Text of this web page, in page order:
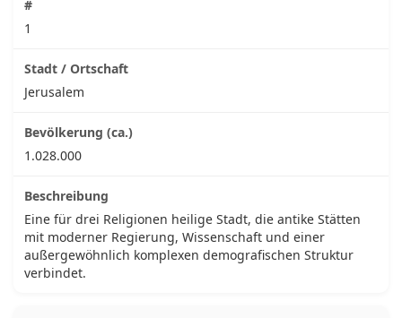
1
Jerusalem
1.028.000
Eine für drei Religionen heilige Stadt, die antike Stätten
mit moderner Regierung, Wissenschaft und einer
außergewöhnlich komplexen demografischen Struktur
verbindet.